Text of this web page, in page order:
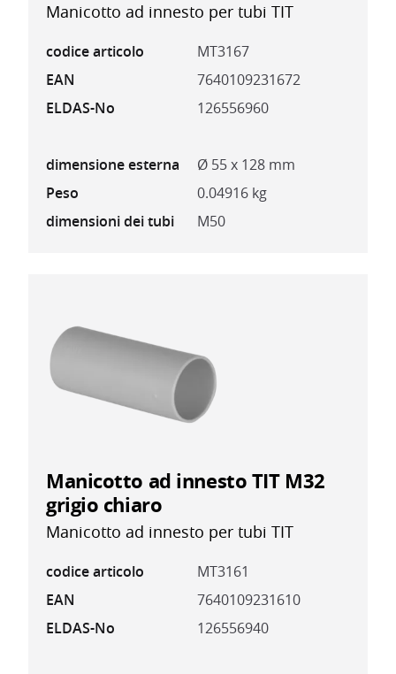
Manicotto ad innesto per tubi TIT
codice articolo
MT3167
EAN
7640109231672
ELDAS-No
126556960
dimensione esterna
Ø 55 x 128 mm
Peso
0.04916 kg
dimensioni dei tubi
M50
Manicotto ad innesto TIT M32
grigio chiaro
Manicotto ad innesto per tubi TIT
codice articolo
MT3161
EAN
7640109231610
ELDAS-No
126556940